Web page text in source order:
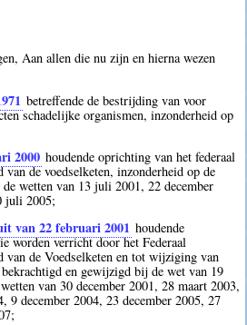
Aan allen die nu zijn en hierna wezen
betreffende de bestrijding van voor
schadelijke organismen, inzonderheid op
2000 houdende oprichting van het federaal
de voedselketen, inzonderheid op de
wetten van 13 juli 2001, 22 december
juli 2005;
van 22 februari 2001 houdende
worden verricht door het Federaal
van de Voedselketen en tot wijziging van
en gewijzigd bij de wet van 19
van 30 december 2001, 28 maart 2003,
9 december 2004, 23 december 2005, 27